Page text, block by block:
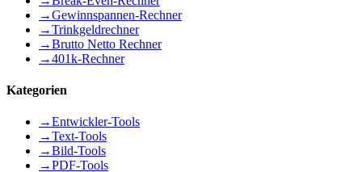
→Gewinnspannen-Rechner
→Trinkgeldrechner
→Brutto Netto Rechner
→401k-Rechner
Kategorien
→Entwickler-Tools
→Text-Tools
→Bild-Tools
→PDF-Tools